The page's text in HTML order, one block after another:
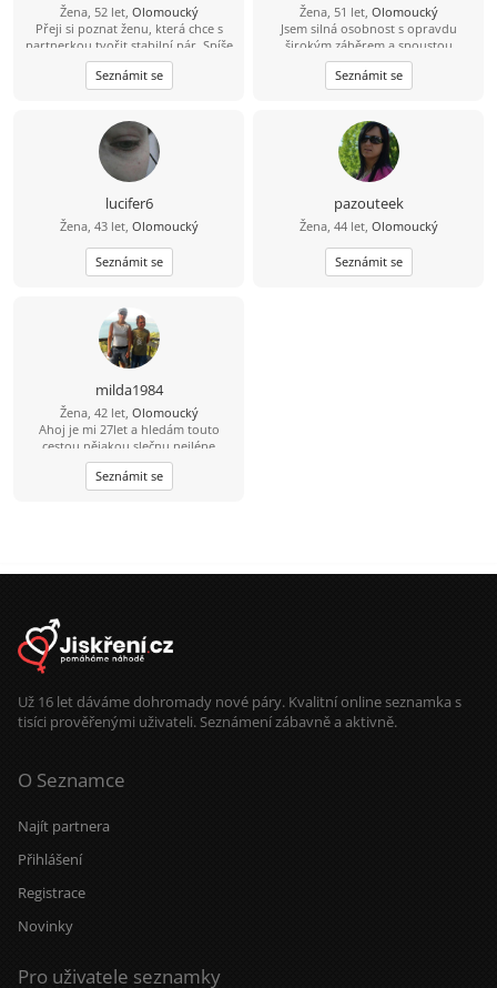
Žena, 52 let, Olomoucký
Přeji si poznat ženu, která chce s
partnerkou tvořit stabilní pár. Spíše
rodinný typ, milou, klidnou,
usměvavou... Přeji si, aby naše
vnitřní světy splynuly v jeden celek,
štěstí...
Seznámit se
Žena, 51 let, Olomoucký
Jsem silná osobnost s opravdu
širokým záběrem a spoustou
energie. Mám v sobě ale i nejistou
část, co dokáže pochybovat a být
úplně ztracená. Potřebuji najít
rovnováhu. Vůbec nevím, jak by měl
vypadat, kromě toho, že to bude
žena, ale chci to hledat a a jsem
ochotná být trpělivá, než to
vzájemně zjistíme :-)
Seznámit se
lucifer6
Žena, 43 let, Olomoucký
Seznámit se
pazouteek
Žena, 44 let, Olomoucký
Seznámit se
milda1984
Žena, 42 let, Olomoucký
Ahoj je mi 27let a hledám touto
cestou nějakou slečnu nejlépe
holčičího typu.ozve se nějaká zatím
na psaní a třeba časem víc?
Seznámit se
Už 16 let dáváme dohromady nové páry. Kvalitní online seznamka s
tisíci prověřenými uživateli. Seznámení zábavně a aktivně.
O Seznamce
Najít partnera
Přihlášení
Registrace
Novinky
Pro uživatele seznamky